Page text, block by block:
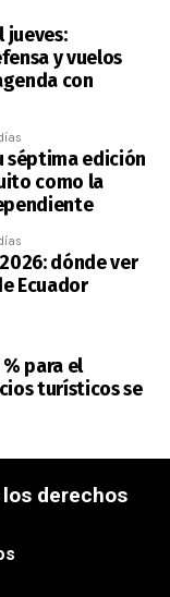
jueves:
y vuelos
con
séptima edición
como la
dónde ver
Ecuador
% para el
turísticos se
derechos